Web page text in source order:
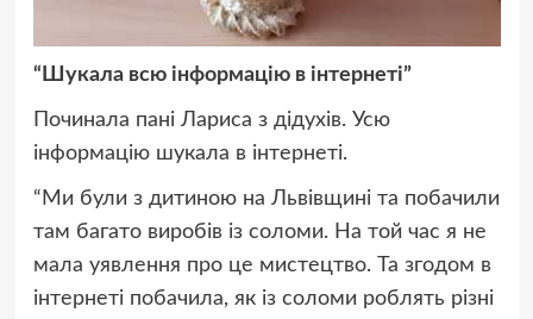
“Шукала всю інформацію в інтернеті”
Починала пані Лариса з дідухів. Усю
інформацію шукала в інтернеті.
“Ми були з дитиною на Львівщині та побачили
там багато виробів із соломи. На той час я не
мала уявлення про це мистецтво. Та згодом в
інтернеті побачила, як із соломи роблять різні